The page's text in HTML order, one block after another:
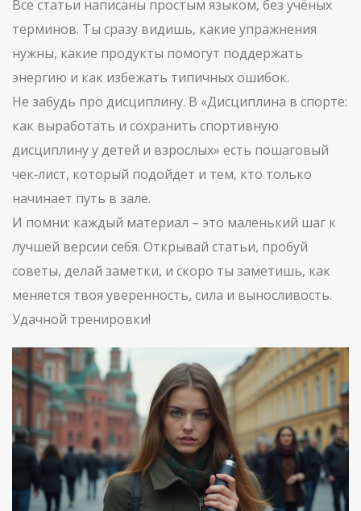
Все статьи написаны простым языком, без учёных
терминов. Ты сразу видишь, какие упражнения
нужны, какие продукты помогут поддержать
энергию и как избежать типичных ошибок.
Не забудь про дисциплину. В «Дисциплина в спорте:
как выработать и сохранить спортивную
дисциплину у детей и взрослых» есть пошаговый
чек‑лист, который подойдет и тем, кто только
начинает путь в зале.
И помни: каждый материал – это маленький шаг к
лучшей версии себя. Открывай статьи, пробуй
советы, делай заметки, и скоро ты заметишь, как
меняется твоя уверенность, сила и выносливость.
Удачной тренировки!